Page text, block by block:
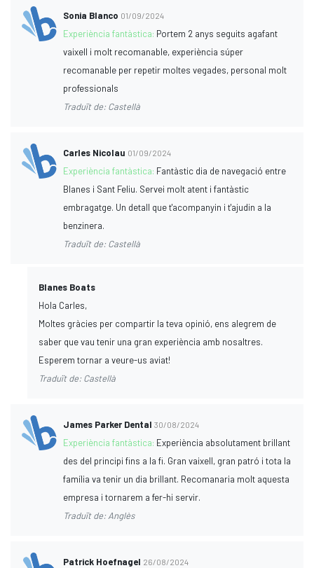
Sonia Blanco 01/09/2024
Experiència fantàstica: Portem 2 anys seguits agafant
vaixell i molt recomanable, experiència súper
recomanable per repetir moltes vegades, personal molt
professionals
Traduït de: Castellà
Carles Nicolau 01/09/2024
Experiència fantàstica: Fantàstic dia de navegació entre
Blanes i Sant Feliu. Servei molt atent i fantàstic
embragatge. Un detall que t'acompanyin i t'ajudin a la
benzinera.
Traduït de: Castellà
Blanes Boats
Hola Carles,
Moltes gràcies per compartir la teva opinió, ens alegrem de
saber que vau tenir una gran experiència amb nosaltres.
Esperem tornar a veure-us aviat!
Traduït de: Castellà
James Parker Dental 30/08/2024
Experiència fantàstica: Experiència absolutament brillant
des del principi fins a la fi. Gran vaixell, gran patró i tota la
família va tenir un dia brillant. Recomanaria molt aquesta
empresa i tornarem a fer-hi servir.
Traduït de: Anglès
Patrick Hoefnagel 26/08/2024